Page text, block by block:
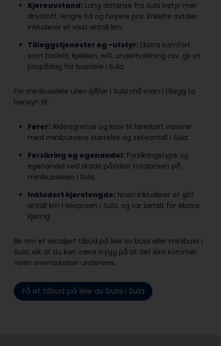
Kjøreavstand: Lang distanse fra Sula betyr mer
drivstoff, lengre tid og høyere pris. Enkelte avtaler
inkluderer et visst antall km.
Tilleggstjenester og -utstyr: Ekstra komfort
som toalett, kjøkken, wifi, underholdning osv. gir et
prispåslag for bussleie i Sula.
For minibussleie uten sjåfør i Sula må man i tillegg ta
hensyn til:
Fører: Aldersgrense og krav til førerkort varierer
med minibussens størrelse og seteantall i Sula.
Forsikring og egenandel: Forsikringstype og
egenandel ved skade påvirker totalprisen på
minibussleien i Sula.
Inkludert kjørelengde: Noen inkluderer et gitt
antall km i leieprisen i Sula, og tar betalt for ekstra
kjøring.
Be om et detaljert tilbud på leie av buss eller minibuss i
Sula, slik at du kan være trygg på at det ikke kommer
noen overraskelser underveis.
Få et tilbud på leie av buss i Sula